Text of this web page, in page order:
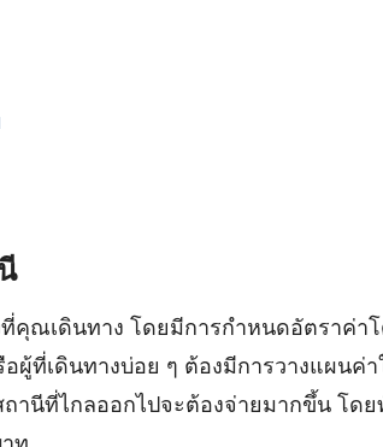
คุณเดินทาง โดยมีการกำหนดอัตราค่า
ผู้ที่เดินทางบ่อย ๆ ต้องมีการวางแผนค่
านีที่ไกลออกไปจะต้องจ่ายมากขึ้น โด